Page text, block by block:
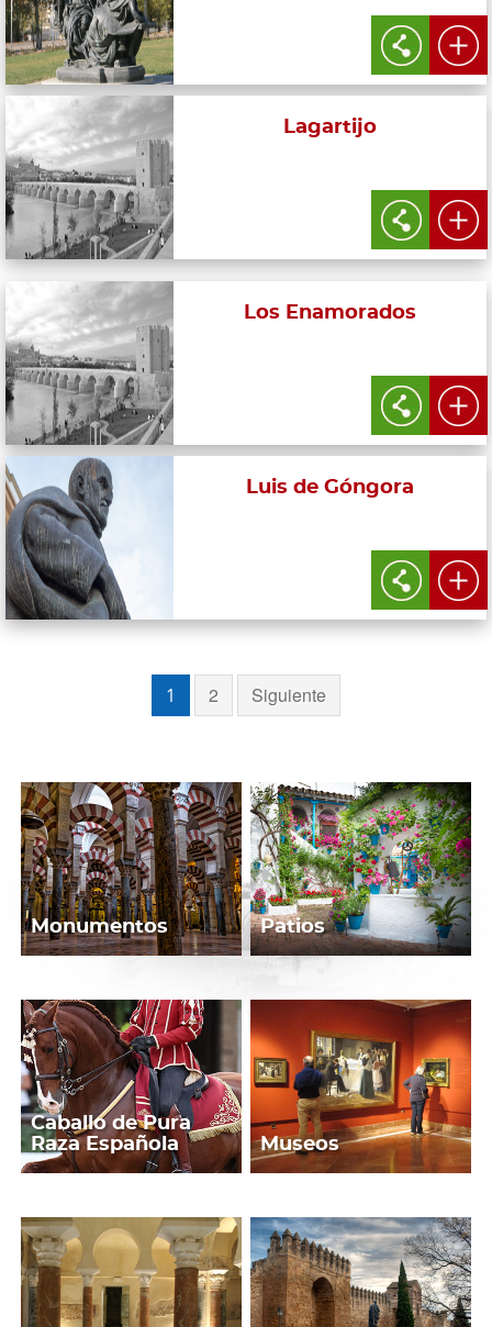
Lagartijo
Los Enamorados
Luis de Góngora
1 2 Siguiente
Monumentos Patios
Caballo de Pura
Raza Española
Museos